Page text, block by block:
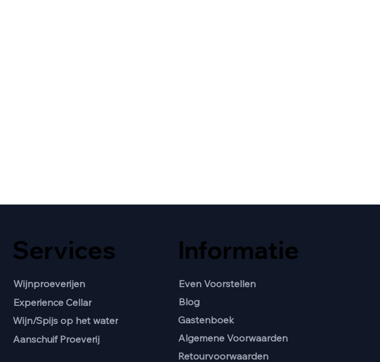
Services
Wijnproeverijen
Experience Cellar
Wijn/Spijs op het water
Aanschuif Proeverij
Informatie
Even Voorstellen
Blog
Gastenboek
Algemene Voorwaarden
Retourvoorwaarden